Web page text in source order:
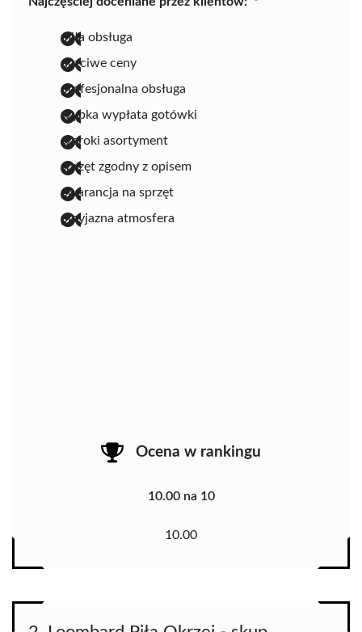
miła obsługa
uczciwe ceny
profesjonalna obsługa
szybka wypłata gotówki
szeroki asortyment
sprzęt zgodny z opisem
gwarancja na sprzęt
przyjazna atmosfera
Ocena w rankingu
10.00 na 10
10.00